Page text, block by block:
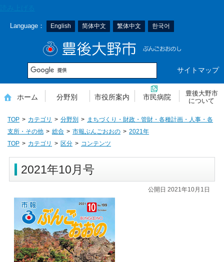
Language： English 简体中文 繁体中文 한국어
サイトマップ
ホーム 分野別 市役所案内 市民病院
豊後大野市
について
TOP カテゴリ 分野別
まちづくり・財政・管財・各種計画・人事・各
支所・その他
総合 市報ぶんごおおの
2021年
TOP
カテゴリ 区分 コンテンツ
2021年10月号
公開日 2021年10月1日